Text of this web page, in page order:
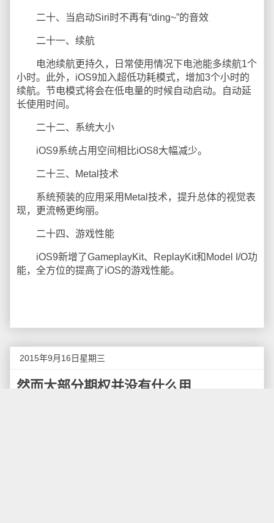
二十、当启动Siri时不再有“ding~”的音效
二十一、续航
电池续航更持久，日常使用情况下电池能多续航1个
小时。此外，iOS9加入超低功耗模式，增加3个小时的
续航。节电模式将会在低电量的时候自动启动。自动延
长使用时间。
二十二、系统大小
iOS9系统占用空间相比iOS8大幅减少。
二十三、Metal技术
系统预装的应用采用Metal技术，提升总体的视觉表
现，更流畅更绚丽。
二十四、游戏性能
iOS9新增了GameplayKit、ReplayKit和Model I/O功
能，全方位的提高了iOS的游戏性能。
2015年9月16日星期三
然而大部分期权并没有什么用